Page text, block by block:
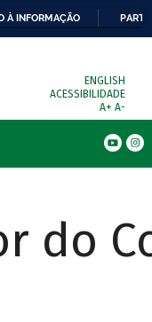
À INFORMAÇÃO
ENGLISH
ACESSIBILIDADE
A+ A-
do